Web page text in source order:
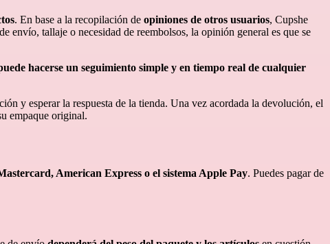
. En base a la recopilación de opiniones de otros usuarios, Cupshe
envío, tallaje o necesidad de reembolsos, la opinión general es que se
hacerse un seguimiento simple y en tiempo real de cualquier
y esperar la respuesta de la tienda. Una vez acordada la devolución, el
empaque original.
American Express o el sistema Apple Pay. Puedes pagar de